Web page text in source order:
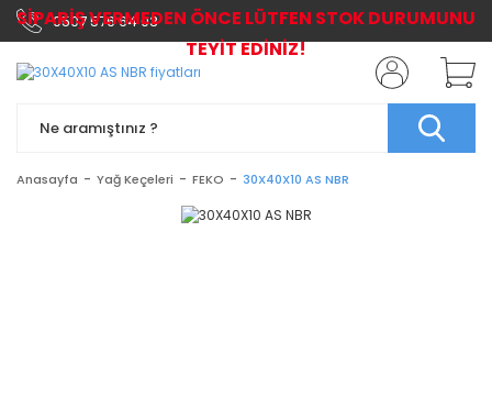
0507 576 64 03
Anasayfa Yağ Keçeleri FEKO 30X40X10 AS NBR
SİPARİŞ VERMEDEN ÖNCE LÜTFEN STOK DURUMUNU
TEYİT EDİNİZ!